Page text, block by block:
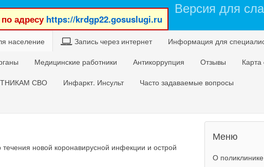
адресу https://krdgp22.gosuslugi.ru
Версия для
население Запись через интернет Информация для
Медицинские работники Антикоррупция Отзывы
Карта
СВО Инфаркт. Инсульт Часто задаваемые вопросы
новой коронавирусной инфекции и острой
Меню
О поликлинике